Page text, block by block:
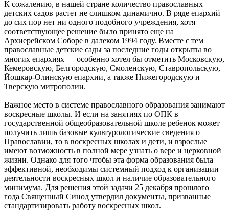
К сожалению, в нашей стране количество православных
детских садов растет не слишком динамично. В ряде епархий
до сих пор нет ни одного подобного учреждения, хотя
соответствующее решение было принято еще на
Архиерейском Соборе в далеком 1994 году. Вместе с тем
православные детские сады за последние годы открыты во
многих епархиях — особенно хотел бы отметить Московскую,
Кемеровскую, Белгородскую, Смоленскую, Ставропольскую,
Йошкар-Олинскую епархии, а также Нижегородскую и
Тверскую митрополии.
Важное место в системе православного образования занимают
воскресные школы. И если на занятиях по ОПК в
государственной общеобразовательной школе ребенок может
получить лишь базовые культурологические сведения о
Православии, то в воскресных школах и дети, и взрослые
имеют возможность в полной мере узнать о вере и церковной
жизни. Однако для того чтобы эта форма образования была
эффективной, необходимы системный подход к организации
деятельности воскресных школ и наличие образовательного
минимума. Для решения этой задачи 25 декабря прошлого
года Священный Синод утвердил документы, призванные
стандартизировать работу воскресных школ.